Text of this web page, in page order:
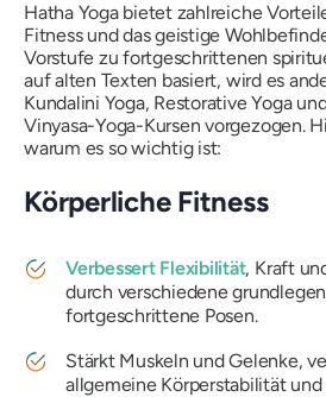
Hatha Yoga bietet zahlreiche
Fitness und das geistige
Vorstufe zu fortgeschrittenen
auf alten Texten basiert, wird es
Kundalini Yoga, Restorative Yoga
Vinyasa-Yoga-Kursen vorgezogen.
warum es so wichtig ist:
Körperliche Fitness
Verbessert Flexibilität, Kraft
durch verschiedene
fortgeschrittene Posen.
Stärkt Muskeln und Gelenke,
allgemeine Körperstabilität und